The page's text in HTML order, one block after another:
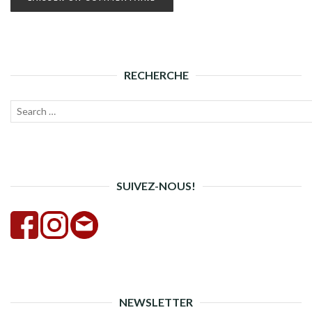
RECHERCHE
Recherche
SUIVEZ-NOUS!
NEWSLETTER